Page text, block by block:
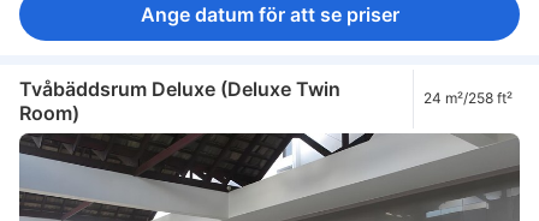
Ange datum för att se priser
Tvåbäddsrum Deluxe (Deluxe Twin
Room)
24 m²/258 ft²